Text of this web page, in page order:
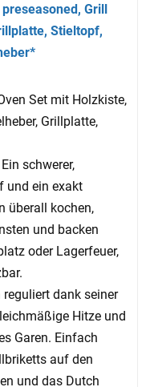
Grill
Stieltopf,
Set mit Holzkiste,
Grillplatte,
schwerer,
und ein exakt
überall kochen,
und backen
oder Lagerfeuer,
reguliert dank seiner
Hitze und
Garen. Einfach
auf den
und das Dutch